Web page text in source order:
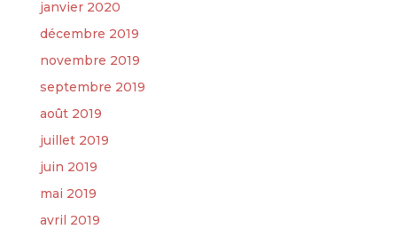
janvier 2020
décembre 2019
novembre 2019
septembre 2019
août 2019
juillet 2019
juin 2019
mai 2019
avril 2019